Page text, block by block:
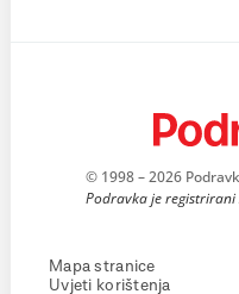
© 1998 – 2026
Podravka je registrirani
Mapa stranice
Uvjeti korištenja